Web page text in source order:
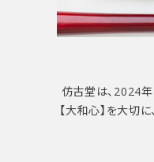
仿古堂は、2024年
【大和心】を大切